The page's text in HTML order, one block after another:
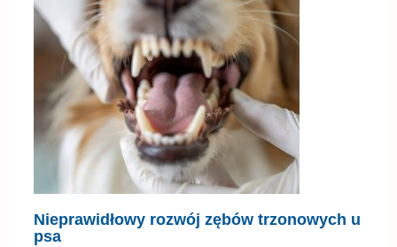
Nieprawidłowy rozwój zębów trzonowych u
psa